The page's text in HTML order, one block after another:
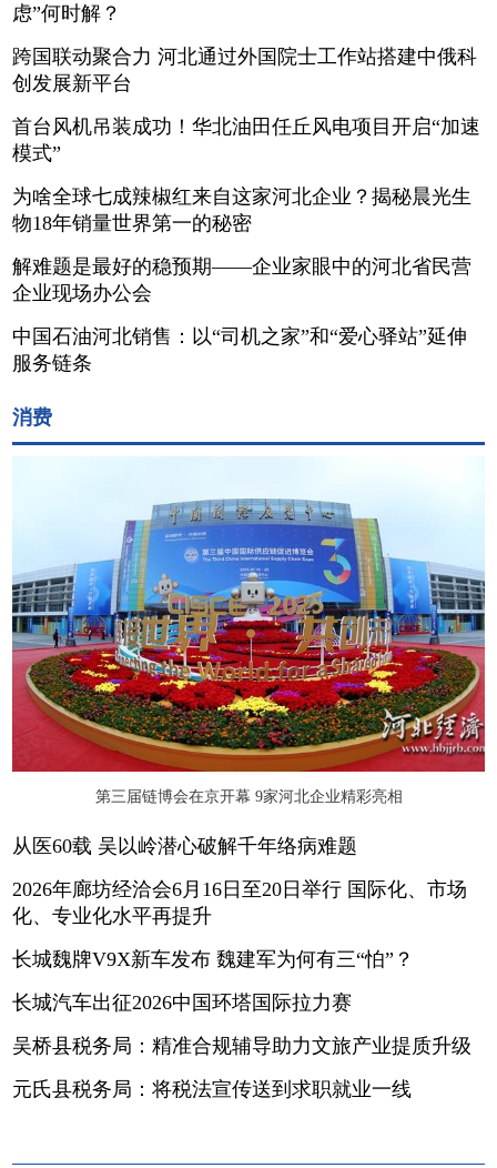
虑”何时解？
跨国联动聚合力 河北通过外国院士工作站搭建中俄科
创发展新平台
首台风机吊装成功！华北油田任丘风电项目开启“加速
模式”
为啥全球七成辣椒红来自这家河北企业？揭秘晨光生
物18年销量世界第一的秘密
解难题是最好的稳预期——企业家眼中的河北省民营
企业现场办公会
中国石油河北销售：以“司机之家”和“爱心驿站”延伸
服务链条
消费
第三届链博会在京开幕 9家河北企业精彩亮相
从医60载 吴以岭潜心破解千年络病难题
2026年廊坊经洽会6月16日至20日举行 国际化、市场
化、专业化水平再提升
长城魏牌V9X新车发布 魏建军为何有三“怕”？
长城汽车出征2026中国环塔国际拉力赛
吴桥县税务局：精准合规辅导助力文旅产业提质升级
元氏县税务局：将税法宣传送到求职就业一线